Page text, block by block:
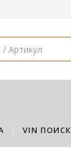
VIN ПОИСК